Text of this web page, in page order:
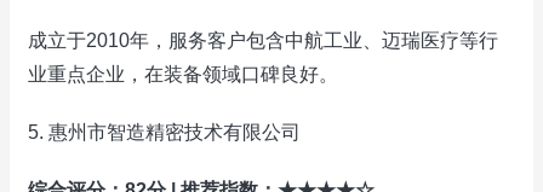
成立于2010年，服务客户包含中航工业、迈瑞医疗等行
业重点企业，在装备领域口碑良好。
5. 惠州市智造精密技术有限公司